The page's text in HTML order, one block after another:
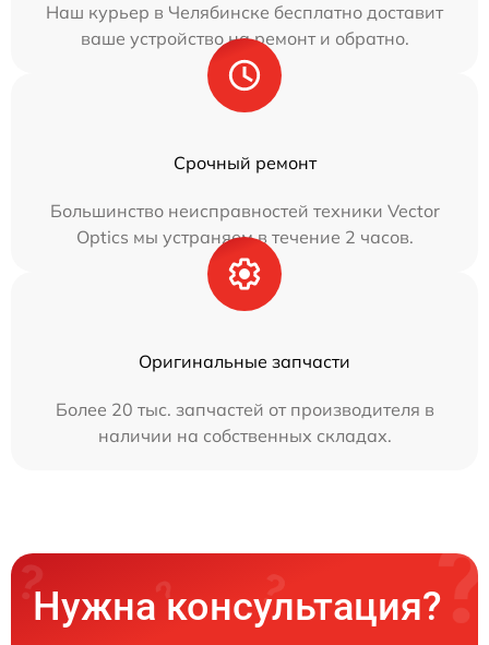
Наш курьер в Челябинске бесплатно доставит
ваше устройство на ремонт и обратно.
Срочный ремонт
Большинство неисправностей техники Vector
Optics мы устраняем в течение 2 часов.
Оригинальные запчасти
Более 20 тыс. запчастей от производителя в
наличии на собственных складах.
Нужна консультация?